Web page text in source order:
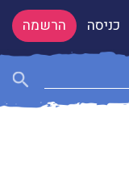
כניסה הרשמה